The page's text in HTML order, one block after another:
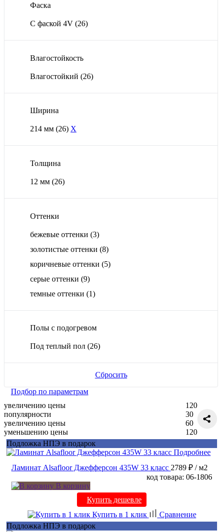
Фаска
С фаской 4V (26)
Влагостойкость
Влагостойкий (26)
Ширина
214 мм (26) X
Толщина
12 мм (26)
Оттенки
бежевые оттенки (3)
золотистые оттенки (8)
коричневые оттенки (5)
серые оттенки (9)
темные оттенки (1)
Полы с подогревом
Под теплый пол (26)
Сбросить
Подбор по параметрам
увеличению цены
популярности
увеличению цены
уменьшению цены
120
30
60
120
Подложка НПЭ в подарок
Подробнее
Ламинат Alsafloor Джефферсон 435W 33 класс 2789 ₽ / м2
код товара: 06-1806
В корзину
Купить дешевле
Купить в 1 клик
Сравнение
Подложка НПЭ в подарок